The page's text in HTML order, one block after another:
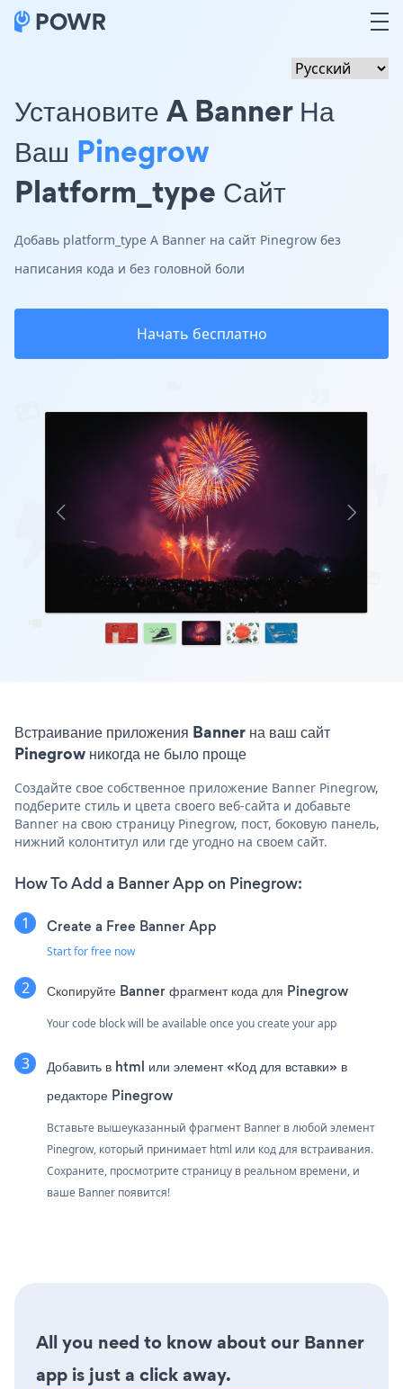
Установите A Banner На
Ваш Pinegrow
Platform_type Сайт
Добавь platform_type A Banner на сайт Pinegrow без
написания кода и без головной боли
Начать бесплатно
Встраивание приложения Banner на ваш сайт
Pinegrow никогда не было проще
Создайте свое собственное приложение Banner Pinegrow,
подберите стиль и цвета своего веб-сайта и добавьте
Banner на свою страницу Pinegrow, пост, боковую панель,
нижний колонтитул или где угодно на своем сайт.
How To Add a Banner App on Pinegrow:
Create a Free Banner App
Start for free now
Скопируйте Banner фрагмент кода для Pinegrow
Your code block will be available once you create your app
Добавить в html или элемент «Код для вставки» в
редакторе Pinegrow
Вставьте вышеуказанный фрагмент Banner в любой элемент
Pinegrow, который принимает html или код для встраивания.
Сохраните, просмотрите страницу в реальном времени, и
ваше Banner появится!
All you need to know about our Banner
app is just a click away.